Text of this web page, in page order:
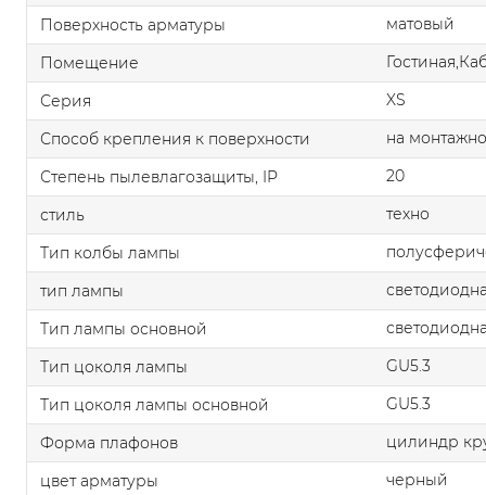
Поверхность арматуры
матовый
Помещение
Серия
XS
Способ крепления к поверхности
на
Степень пылевлагозащиты, IP
20
стиль
техно
Тип колбы лампы
тип лампы
Тип лампы основной
Тип цоколя лампы
GU5.3
Тип цоколя лампы основной
GU5.3
Форма плафонов
цилиндр
цвет арматуры
черный